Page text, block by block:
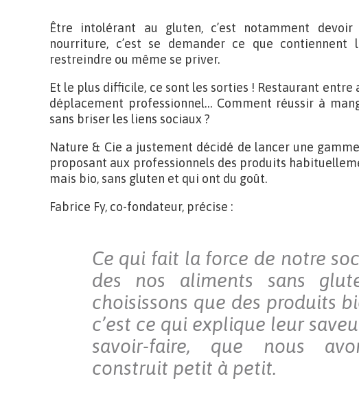
Être intolérant au gluten, c’est notamment
nourriture, c’est se demander ce que
restreindre ou même se priver.
Et le plus difficile, ce sont les sorties ! Restaurant entre
déplacement professionnel… Comment réussir à
sans briser les liens sociaux ?
Nature & Cie a justement décidé de lancer une
proposant aux professionnels des produits
mais bio, sans gluten et qui ont du goût.
Fabrice Fy, co-fondateur, précise :
Ce qui fait la force de notre
des nos aliments sans
choisissons que des produits
c’est ce qui explique leur
savoir-faire, que nous
construit petit à petit.